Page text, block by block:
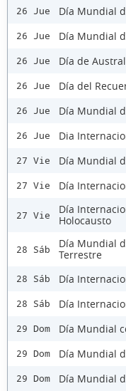
26 Jue Día Mundial
26 Jue Día Mundial
26 Jue Día de
26 Jue Día del
26 Jue Día Mundial
26 Jue Dia
27 Vie Día Mundial
27 Vie Día
27 Vie
Día
Holocausto
28 Sáb
Día Mundial
Terrestre
28 Sáb Día
28 Sáb Día
29 Dom Día Mundial
29 Dom Día Mundial
29 Dom Día Mundial